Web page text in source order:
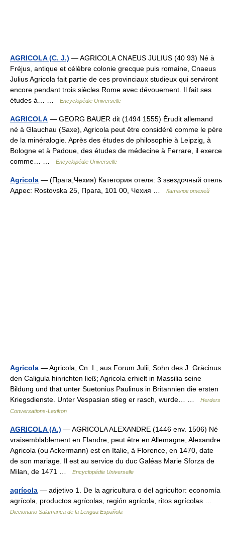
AGRICOLA (C. J.) — AGRICOLA CNAEUS JULIUS (40 93) Né à
Fréjus, antique et célèbre colonie grecque puis romaine, Cnaeus
Julius Agricola fait partie de ces provinciaux studieux qui serviront
encore pendant trois siècles Rome avec dévouement. Il fait ses
études à… …
Encyclopédie Universelle
AGRICOLA — GEORG BAUER dit (1494 1555) Érudit allemand
né à Glauchau (Saxe), Agricola peut être considéré comme le père
de la minéralogie. Après des études de philosophie à Leipzig, à
Bologne et à Padoue, des études de médecine à Ferrare, il exerce
comme… …
Encyclopédie Universelle
Agricola — (Прага,Чехия) Категория отеля: 3 звездочный отель
Адрес: Rostovska 25, Прага, 101 00, Чехия …
Каталог отелей
Agricola — Agricola, Cn. I., aus Forum Julii, Sohn des J. Gräcinus
den Caligula hinrichten ließ; Agricola erhielt in Massilia seine
Bildung und that unter Suetonius Paulinus in Britannien die ersten
Kriegsdienste. Unter Vespasian stieg er rasch, wurde… …
Herders
Conversations-Lexikon
AGRICOLA (A.) — AGRICOLA ALEXANDRE (1446 env. 1506) Né
vraisemblablement en Flandre, peut être en Allemagne, Alexandre
Agricola (ou Ackermann) est en Italie, à Florence, en 1470, date
de son mariage. Il est au service du duc Galéas Marie Sforza de
Milan, de 1471 …
Encyclopédie Universelle
agrícola — adjetivo 1. De la agricultura o del agricultor: economía
agrícola, productos agrícolas, región agrícola, ritos agrícolas …
Diccionario Salamanca de la Lengua Española